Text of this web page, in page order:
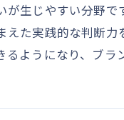
が生じやすい分野
えた実践的な判断
ようになり、ブラ